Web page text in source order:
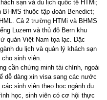
sạn và du lịch quốc tế HTMi;
thuộc tập đoàn Benedict;
Cả 2 trường HTMi và BHMS
Luzern và thủ đô Bern khu
quán Việt Nam tọa lạc. Đặc
du lịch và quản lý khách sạn
sinh viên.
cần chứng minh tài chính, ngoài
dễ dàng xin visa sang các nước
sinh viên theo học ngành du
học, sinh viên có cơ hội thực